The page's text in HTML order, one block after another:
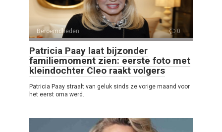
Beroemdheden 0
Patricia Paay laat bijzonder
familiemoment zien: eerste foto met
kleindochter Cleo raakt volgers
Patricia Paay straalt van geluk sinds ze vorige maand voor
het eerst oma werd.